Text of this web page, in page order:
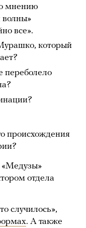
мнению
волны»
все».
который
переболело
происхождения
«Медузы»
отдела
случилось»,
. А также